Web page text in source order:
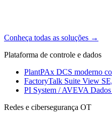
Conheça todas as soluções →
Plataforma de controle e dados
PlantPAx DCS moderno
FactoryTalk Suite View
PI System / AVEVA
Redes e cibersegurança OT